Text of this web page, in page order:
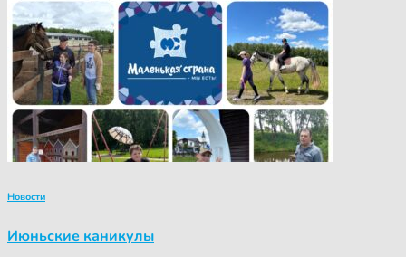
Новости
Июньские каникулы